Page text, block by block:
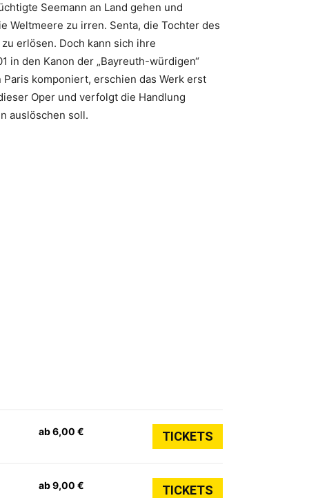
Seemann an Land gehen und
Weltmeere zu irren. Senta, die Tochter des
erlösen. Doch kann sich ihre
in den Kanon der „Bayreuth-würdigen“
komponiert, erschien das Werk erst
Oper und verfolgt die Handlung
auslöschen soll.
ab 6,00 € TICKETS
ab 9,00 € TICKETS